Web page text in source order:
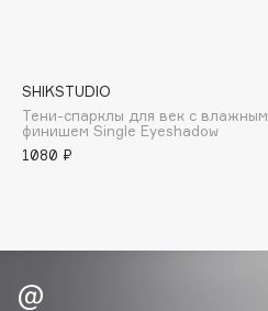
Brunello Cucinelli
Bvlgari
by TERRY
SHIKSTUDIO
Тени-спарклы для век с влажным
финишем Single Eyeshadow
1080 ₽